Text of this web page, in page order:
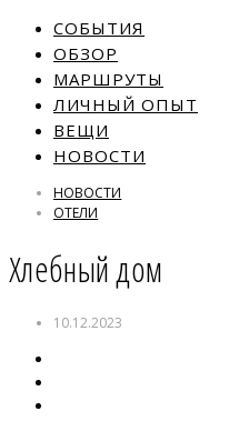
СОБЫТИЯ
ОБЗОР
МАРШРУТЫ
ЛИЧНЫЙ ОПЫТ
ВЕЩИ
НОВОСТИ
НОВОСТИ
ОТЕЛИ
Хлебный дом
10.12.2023